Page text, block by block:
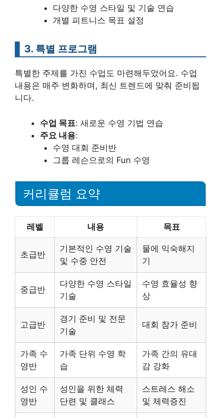
다양한 수영 스타일 및 기술 연습
개별 피트니스 목표 설정
3. 특별 프로그램
특별한 주제를 가진 수업도 마련해두었어요. 수업
내용은 매주 변화하며, 최신 트렌드에 맞춰 준비됩
니다.
수업 목표: 새로운 수영 기법 연습
주요 내용:
수영 대회 준비반
그룹 레슨으로의 Fun 수영
커리큘럼 요약
레벨 내용 목표
초급반
기본적인 수영 기술
및 수중 안전
물에 익숙해지
기
중급반
다양한 수영 스타일
기술
수영 효율성 향
상
고급반
경기 준비 및 전문
기술
대회 참가 준비
가족 수
영반
가족 단위 수영 학
습
가족 간의 유대
감 강화
성인 수
영반
성인을 위한 체력
단련 및 클래스
스트레스 해소
및 체력증진